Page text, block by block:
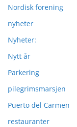
Nordisk forening
nyheter
Nyheter:
Nytt år
Parkering
pilegrimsmarsjen
Puerto del Carmen
restauranter